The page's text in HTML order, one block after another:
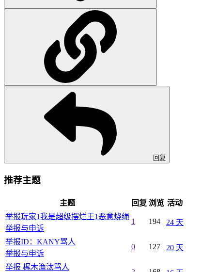
回复
推荐主题
主题 回复 浏览 活动
举报玩家1我是超级摆烂王1恶意烧绳
举报与申诉
1 194 24 天
举报ID：KANY骂人
举报与申诉
0 127 20 天
举报 梶木渔汰骂人